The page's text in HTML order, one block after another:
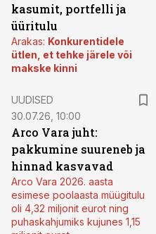
kasumit, portfelli ja
üüritulu
Arakas: Konkurentidele
ütlen, et tehke järele või
makske kinni
UUDISED
30.07.26, 10:00
Arco Vara juht:
pakkumine suureneb ja
hinnad kasvavad
Arco Vara 2026. aasta
esimese poolaasta müügitulu
oli 4,32 miljonit eurot ning
puhaskahjumiks kujunes 1,15